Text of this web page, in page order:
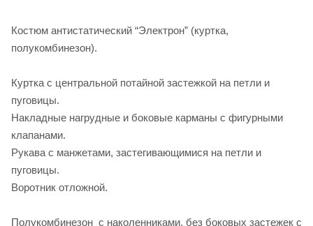
Костюм антистатический “Электрон” (куртка,
полукомбинезон).
Куртка с центральной потайной застежкой на петли и
пуговицы.
Накладные нагрудные и боковые карманы с фигурными
клапанами.
Рукава с манжетами, застегивающимися на петли и
пуговицы.
Воротник отложной.
Полукомбинезон с наколенниками, без боковых застежек с